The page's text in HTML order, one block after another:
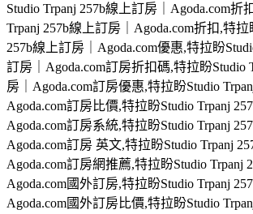
Studio Trpanj 257b線上訂房｜Agoda.com折
Trpanj 257b線上訂房｜Agoda.com折扣,特拉
257b線上訂房｜Agoda.com優惠,特拉盼
訂房｜Agoda.com訂房折扣碼,特拉盼Studio
房｜Agoda.com訂房優惠,特拉盼Studio
Agoda.com訂房比價,特拉盼Studio Trpanj
Agoda.com訂房系統,特拉盼Studio Trpanj
Agoda.com訂房 英文,特拉盼Studio Trpanj
Agoda.com訂房網推薦,特拉盼Studio Trpanj
Agoda.com國外訂房,特拉盼Studio Trpanj
Agoda.com國外訂房比價,特拉盼Studio